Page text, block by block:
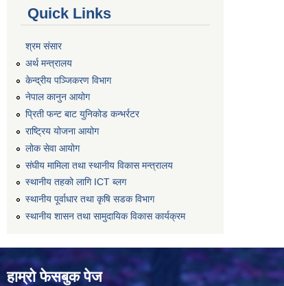
Quick Links
श्रम संसार
अर्थ मन्त्रालय
केन्द्रीय पञ्जिकरण विभाग
नेपाल कानुन आयोग
प्रिती फन्ट बाट युनिकोड कन्भर्रटर
राष्ट्रिय योजना आयोग
लोक सेवा आयोग
संघीय मामिला तथा स्थानीय विकास मन्त्रालय
स्थानीय तहको लागि ICT ब्लग
स्थानीय पूर्वाधार तथा कृषि सडक विभाग
स्थानीय शासन तथा सामुदायिक विकास कार्यक्रम
हाम्रो फेसबुक पेज